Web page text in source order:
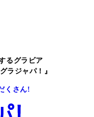
るグラビア
ラジャパ！』
くさん!